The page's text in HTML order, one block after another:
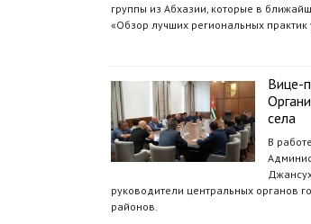
группы из Абхазии, которые в
«Обзор лучших региональных
Вице-
села
В
руководители центральных органов
районов.